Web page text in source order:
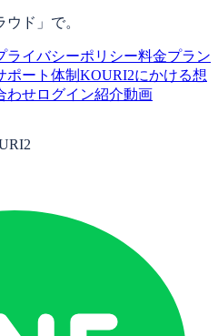
ド」で。
ライバシーポリシー料金プラン
ポート体制 KOURI2にかける想
わせログイン紹介動画